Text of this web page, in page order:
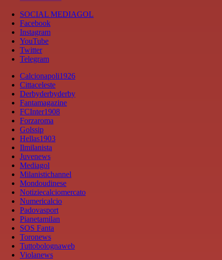
SOCIAL MEDIAGOL
Facebook
Instagram
YouTube
Twitter
Telegram
Calcionapoli1926
Cittaceleste
Derbyderbyderby
Fantamagazine
FCInter1908
Forzaroma
Golssip
Hellas1903
Ilmilanista
Juvenews
Mediagol
Milanistichannel
Mondoudinese
Notiziecalciomercato
Numericalcio
Padovasport
Pianetamilan
SOS Fanta
Toronews
Tuttobolognaweb
Violanews